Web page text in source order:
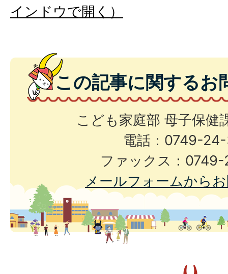
インドウで開く）
この記事に関するお
こども家庭部 母子保健
電話：0749-
ファックス：
メールフォームから